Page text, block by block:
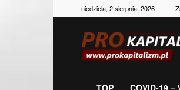
niedziela, 2 sierpnia, 2026
TOP COVID-19 –